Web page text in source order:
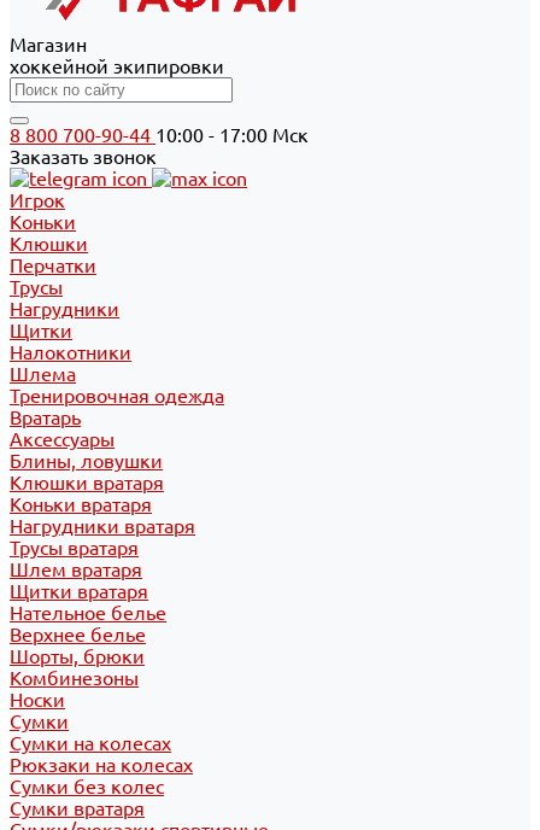
Магазин
хоккейной экипировки
8 800 700-90-44 10:00 - 17:00 Мск
Заказать звонок
Игрок
Коньки
Клюшки
Перчатки
Трусы
Нагрудники
Щитки
Налокотники
Шлема
Тренировочная одежда
Вратарь
Аксессуары
Блины, ловушки
Клюшки вратаря
Коньки вратаря
Нагрудники вратаря
Трусы вратаря
Шлем вратаря
Щитки вратаря
Нательное белье
Верхнее белье
Шорты, брюки
Комбинезоны
Носки
Сумки
Сумки на колесах
Рюкзаки на колесах
Сумки без колес
Сумки вратаря